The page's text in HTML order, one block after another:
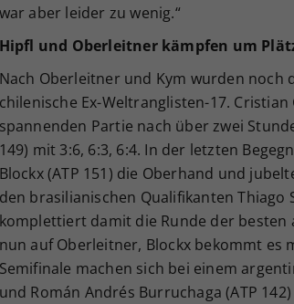
war aber leider zu wenig.“
Hipfl und Oberleitner kämpfen um
Nach Oberleitner und Kym wurden
chilenische Ex-Weltranglisten-17.
spannenden Partie nach über zwei
149) mit 3:6, 6:3, 6:4. In der letzten
Blockx (ATP 151) die Oberhand und
den brasilianischen Qualifikanten Thiago
komplettiert damit die Runde der
nun auf Oberleitner, Blockx bekommt es
Semifinale machen sich bei einem
und Román Andrés Burruchaga (ATP